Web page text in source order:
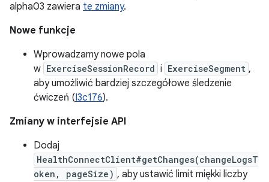
alpha03 zawiera te zmiany.
Nowe funkcje
Wprowadzamy nowe pola
w ExerciseSessionRecord i ExerciseSegment ,
aby umożliwić bardziej szczegółowe śledzenie
ćwiczeń (I3c176).
Zmiany w interfejsie API
Dodaj
HealthConnectClient#getChanges(changeLogsT
oken, pageSize) , aby ustawić limit miękki liczby